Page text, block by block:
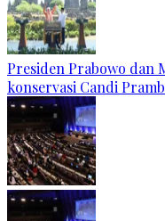
Presiden Prabowo dan
konservasi Candi